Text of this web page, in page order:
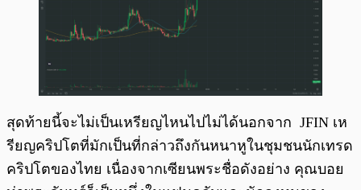
สุดท้ายนี้จะไม่เป็นเหรียญไหนไปไม่ได้นอกจาก JFIN เห
รียญคริปโตที่มักเป็นที่กล่าวถึงกันหนาหูในชุมชนนักเทรด
คริปโตของไทย เนื่องจากเซียนพระชื่อดังอย่าง คุณบอย